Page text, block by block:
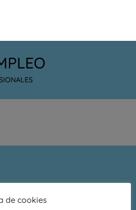
de cookies